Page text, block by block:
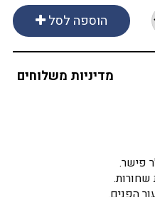
הוספה לסל
מדיניות משלוחים
פישר.
שחורות.